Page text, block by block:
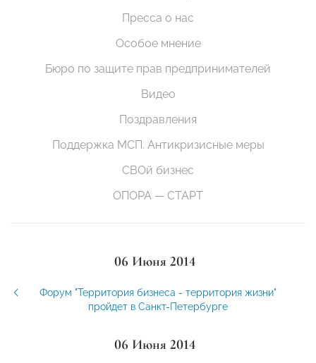
Пресса о нас
Особое мнение
Бюро по защите прав предпринимателей
Видео
Поздравления
Поддержка МСП. Антикризисные меры
СВОй бизнес
ОПОРА — СТАРТ
06 Июня 2014
Форум "Территория бизнеса - территория жизни"
пройдет в Санкт-Петербурге
06 Июня 2014